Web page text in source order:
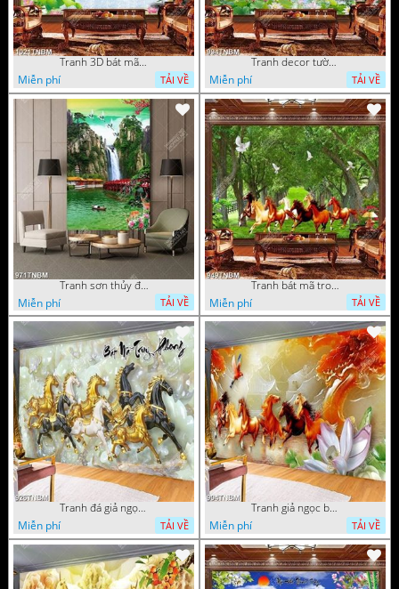
Tranh 3D bát mã truy phong decor phòng khách
Miễn phí
TẢI VỀ
Tranh decor tường bát mã và hoa sen in kính
Miễn phí
TẢI VỀ
Tranh sơn thủy đàn hạc trên đỉnh thác in uv
Miễn phí
TẢI VỀ
Tranh bát mã trong rừng cây già chất lượng cao
Miễn phí
TẢI VỀ
Tranh đá giả ngọc bát mã truy phong in uv
Miễn phí
TẢI VỀ
Tranh giả ngọc bát mã truy phong nghệ thuật
Miễn phí
TẢI VỀ